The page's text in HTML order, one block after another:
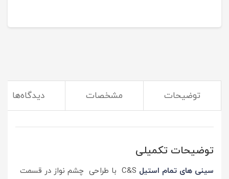
توضیحات مشخصات دیدگاه‌ها
(سینی برای سرو چای و نوشیدنی های دیگه به دردت میخوره)
توضیحات تکمیلی
سینی های تمام استیل
C&S با طراحی چشم نواز در قسمت